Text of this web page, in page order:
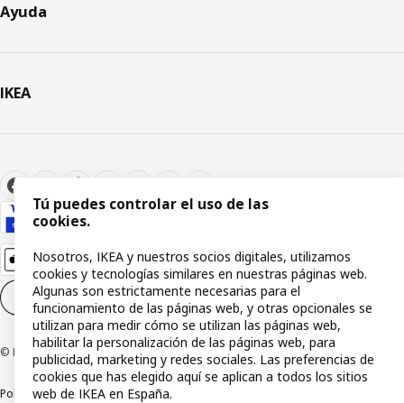
Ayuda
IKEA
Configuración de cookies ES
© Inter IKEA Systems B.V 1999-2026
Política de privacidadPolítica de cookies
Tú puedes controlar el uso de las
cookies.
Nosotros, IKEA y nuestros socios digitales, utilizamos
cookies y tecnologías similares en nuestras páginas web.
Algunas son estrictamente necesarias para el
funcionamiento de las páginas web, y otras opcionales se
utilizan para medir cómo se utilizan las páginas web,
habilitar la personalización de las páginas web, para
publicidad, marketing y redes sociales. Las preferencias de
cookies que has elegido aquí se aplican a todos los sitios
web de IKEA en España.